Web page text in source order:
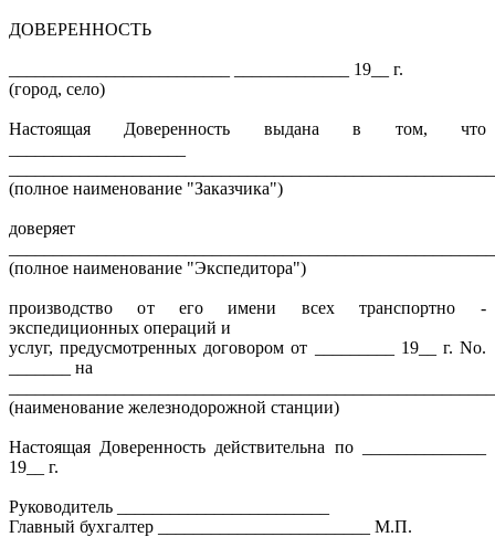
ДОВЕРЕННОСТЬ
_________________________ _____________ 19__ г.
(город, село)
Настоящая Доверенность выдана в том, что
(полное наименование "Заказчика")
доверяет
(полное наименование "Экспедитора")
производство от его имени всех транспортно -
экспедиционных операций и
услуг, предусмотренных договором от _________ 19__ г. No.
_______ на
(наименование железнодорожной станции)
Настоящая Доверенность действительна по ______________
19__ г.
Руководитель ________________________
Главный бухгалтер ________________________ М.П.